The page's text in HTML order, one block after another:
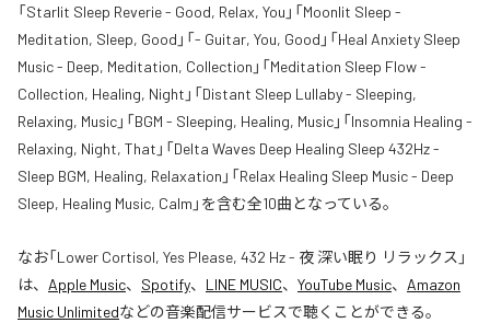
「Starlit Sleep Reverie - Good, Relax, You」「Moonlit Sleep -
Meditation, Sleep, Good」「- Guitar, You, Good」「Heal Anxiety Sleep
Music - Deep, Meditation, Collection」「Meditation Sleep Flow -
Collection, Healing, Night」「Distant Sleep Lullaby - Sleeping,
Relaxing, Music」「BGM - Sleeping, Healing, Music」「Insomnia Healing -
Relaxing, Night, That」「Delta Waves Deep Healing Sleep 432Hz -
Sleep BGM, Healing, Relaxation」「Relax Healing Sleep Music - Deep
Sleep, Healing Music, Calm」を含む全10曲となっている。
なお「Lower Cortisol, Yes Please, 432 Hz - 夜 深い眠り リラックス 」
は、 Apple Music、 Spotify、 LINE MUSIC、 YouTube Music、 Amazon
Music Unlimitedなどの音楽配信サービスで聴くことができる。